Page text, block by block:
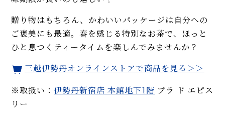
贈り物はもちろん、かわいいパッケージは自分への
ご褒美にも最適。春を感じる特別なお茶で、ほっと
ひと息つくティータイムを楽しんでみませんか？
三越伊勢丹オンラインストアで商品を見る＞＞
※取扱い： 伊勢丹新宿店本館地下1階 プラ ド エピス
リー